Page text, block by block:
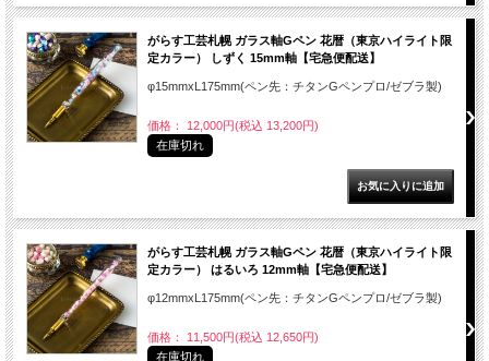
がらす工芸札幌 ガラス軸Gペン 花暦（東京ハイライト限
定カラー） しずく 15mm軸【宅急便配送】
φ15mmxL175mm(ペン先：チタンGペンプロ/ゼブラ製)
価格： 12,000円(税込 13,200円)
在庫切れ
がらす工芸札幌 ガラス軸Gペン 花暦（東京ハイライト限
定カラー） はるいろ 12mm軸【宅急便配送】
φ12mmxL175mm(ペン先：チタンGペンプロ/ゼブラ製)
価格： 11,500円(税込 12,650円)
在庫切れ